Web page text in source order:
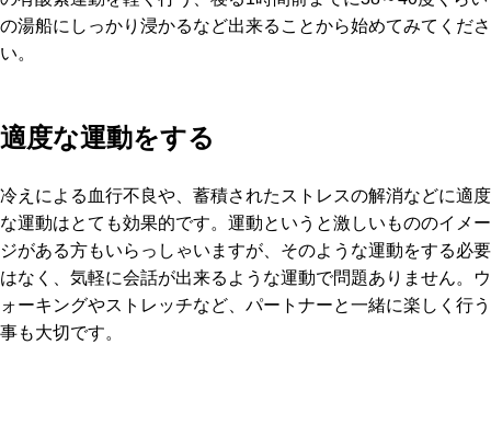
の湯船にしっかり浸かるなど出来ることから始めてみてくださ
い。
適度な運動をする
冷えによる血行不良や、蓄積されたストレスの解消などに適度
な運動はとても効果的です。運動というと激しいもののイメー
ジがある方もいらっしゃいますが、そのような運動をする必要
はなく、気軽に会話が出来るような運動で問題ありません。ウ
ォーキングやストレッチなど、パートナーと一緒に楽しく行う
事も大切です。